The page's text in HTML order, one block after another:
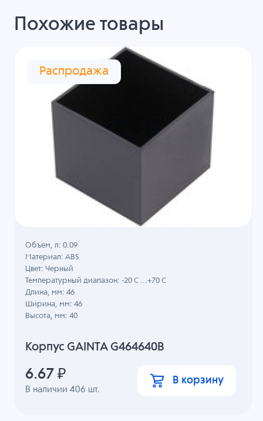
Похожие товары
Распродажа
Корпус GAINTA G464640B
В наличии406 шт.
Объем, л: 0.09
Материал: ABS
Цвет: Черный
Температурный диапазон: -20 C ...+70 C
Длина, мм: 46
Ширина, мм: 46
Высота, мм: 40
6.67 ₽ В корзину